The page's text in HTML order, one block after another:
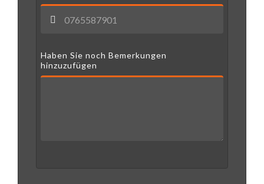
Haben Sie noch Bemerkungen
hinzuzufügen